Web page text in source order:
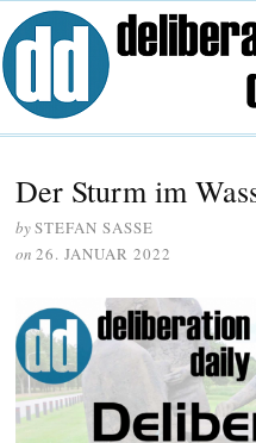
Der Sturm im
bySTEFAN SASSE
on 26. JANUAR 2022